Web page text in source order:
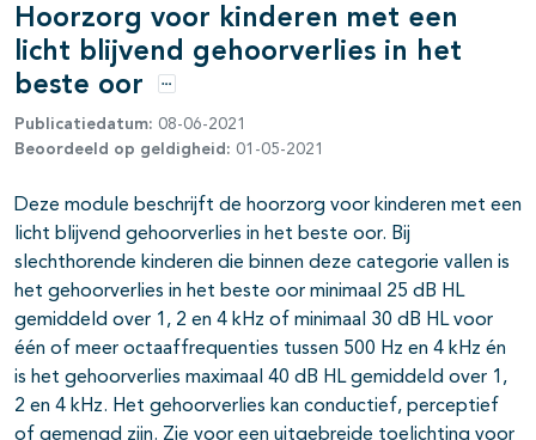
open- en dichtklappen
open- en dichtklappen
Hoorzorg voor kinderen met een
licht blijvend gehoorverlies in het
beste oor
Opties
Publicatiedatum: 08-06-2021
Beoordeeld op geldigheid: 01-05-2021
Deze module beschrijft de hoorzorg voor kinderen met een
licht blijvend gehoorverlies in het beste oor. Bij
slechthorende kinderen die binnen deze categorie vallen is
het gehoorverlies in het beste oor minimaal 25 dB HL
gemiddeld over 1, 2 en 4 kHz of minimaal 30 dB HL voor
één of meer octaaffrequenties tussen 500 Hz en 4 kHz én
is het gehoorverlies maximaal 40 dB HL gemiddeld over 1,
2 en 4 kHz. Het gehoorverlies kan conductief, perceptief
of gemengd zijn. Zie voor een uitgebreide toelichting voor